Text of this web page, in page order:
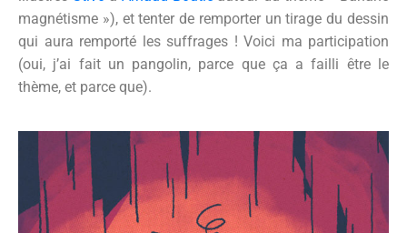
magnétisme »), et tenter de remporter un tirage du dessin
qui aura remporté les suffrages ! Voici ma participation
(oui, j’ai fait un pangolin, parce que ça a failli être le
thème, et parce que).